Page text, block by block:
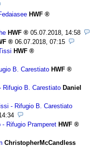
HWF
HWF
05.07.2018, 14:58
06.07.2018, 07:15
HWF
B. Carestiato HWF
Rifugio B. Carestiato Daniel
- Rifugio B. Carestiato
- Rifugio Pramperet HWF
ChristopherMcCandless